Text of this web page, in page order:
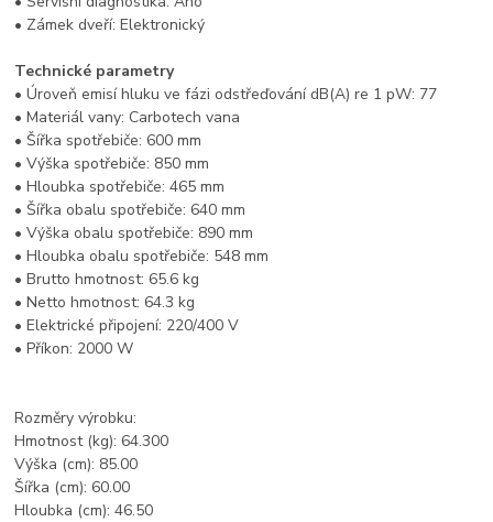
• Zámek dveří: Elektronický
Technické parametry
• Úroveň emisí hluku ve fázi odstřeďování dB(A) re 1 pW: 77
• Materiál vany: Carbotech vana
• Šířka spotřebiče: 600 mm
• Výška spotřebiče: 850 mm
• Hloubka spotřebiče: 465 mm
• Šířka obalu spotřebiče: 640 mm
• Výška obalu spotřebiče: 890 mm
• Hloubka obalu spotřebiče: 548 mm
• Brutto hmotnost: 65.6 kg
• Netto hmotnost: 64.3 kg
• Elektrické připojení: 220/400 V
• Příkon: 2000 W
Rozměry výrobku:
Hmotnost (kg): 64.300
Výška (cm): 85.00
Šířka (cm): 60.00
Hloubka (cm): 46.50